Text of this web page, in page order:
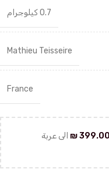
0.7 كيلوجرام
Mathieu Teisseire
France
₪399.00
الى عربة